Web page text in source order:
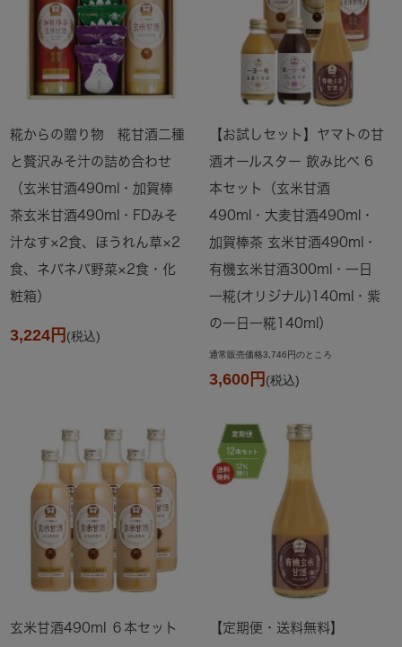
糀からの贈り物 糀甘酒二種
と贅沢みそ汁の詰め合わせ
（玄米甘酒490ml・加賀棒
茶玄米甘酒490ml・FDみそ
汁なす×2食、ほうれん草×2
食、ネバネバ野菜×2食・化
粧箱）
3,224円 (税込)
【お試しセット】ヤマトの甘
酒オールスター 飲み比べ 6
本セット（玄米甘酒
490ml・大麦甘酒490ml・
加賀棒茶 玄米甘酒490ml・
有機玄米甘酒300ml・一日
一糀(オリジナル)140ml・紫
の一日一糀140ml）
通常販売価格3,746円のところ
3,600円 (税込)
玄米甘酒490ml ６本セット
【定期便・送料無料】